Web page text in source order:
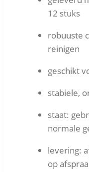
12 stuks
robuuste
reinigen
geschikt
stabiele,
staat:
normale
levering:
op